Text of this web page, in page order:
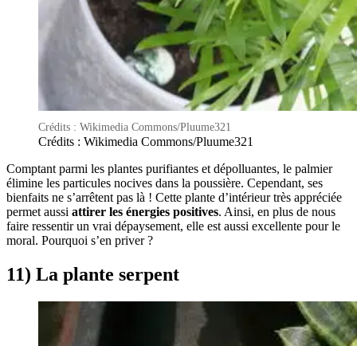
Crédits : Wikimedia Commons/Pluume321
Crédits : Wikimedia Commons/Pluume321
Comptant parmi les plantes purifiantes et dépolluantes, le palmier
élimine les particules nocives dans la poussière. Cependant, ses
bienfaits ne s’arrêtent pas là ! Cette plante d’intérieur très appréciée
permet aussi attirer les énergies positives. Ainsi, en plus de nous
faire ressentir un vrai dépaysement, elle est aussi excellente pour le
moral. Pourquoi s’en priver ?
11) La plante serpent